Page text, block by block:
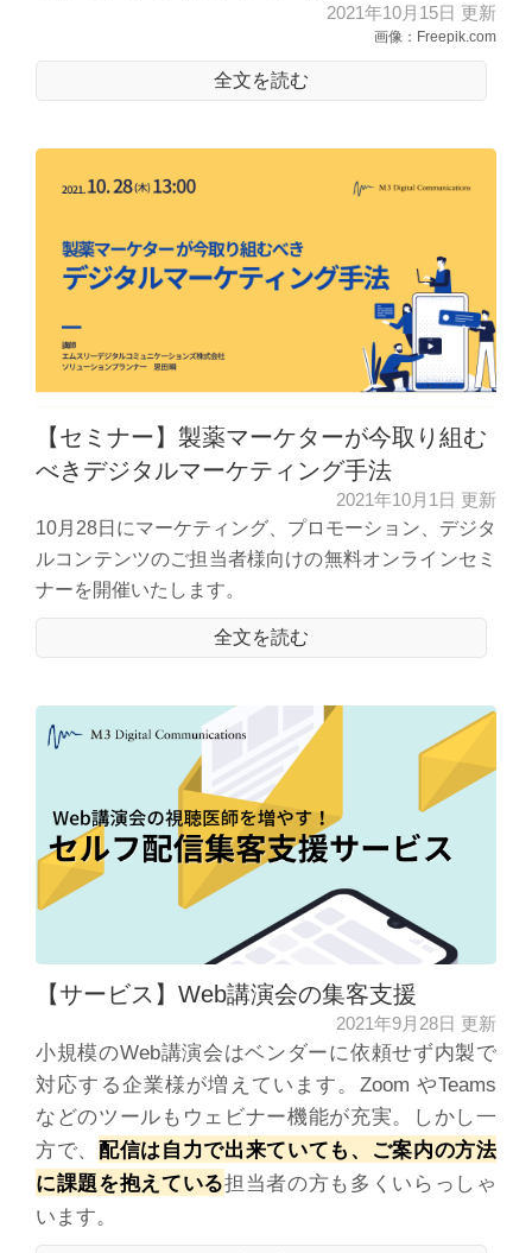
2021年10月15日 更新
画像：Freepik.com
全文を読む
【セミナー】製薬マーケターが今取り組む
べきデジタルマーケティング手法
2021年10月1日 更新
10月28日にマーケティング、プロモーション、デジタ
ルコンテンツのご担当者様向けの無料オンラインセミ
ナーを開催いたします。
全文を読む
【サービス】Web講演会の集客支援
2021年9月28日 更新
小規模のWeb講演会はベンダーに依頼せず内製で
対応する企業様が増えています。Zoom やTeams
などのツールもウェビナー機能が充実。しかし一
方で、 配信は自力で出来ていても、ご案内の方法
に課題を抱えている担当者の方も多くいらっしゃ
います。